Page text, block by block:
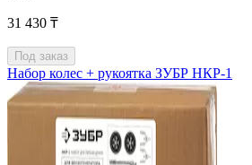
31 430 ₸
Под заказ
Набор колес + рукоятка ЗУБР НКР-1